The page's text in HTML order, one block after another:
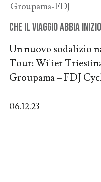
Groupama-FDJ
Che il viaggio abbia inizio
Un nuovo sodalizio
Tour: Wilier
Groupama – FDJ
06.12.23